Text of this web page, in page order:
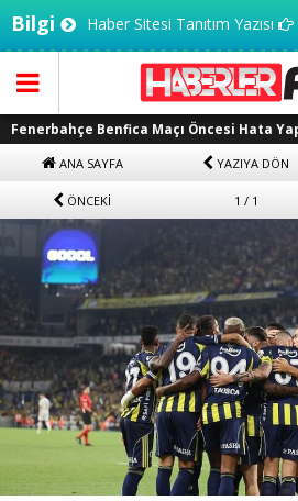
Bilgi Haber Sitesi Tanıtım Yazısı
Fenerbahçe Benfica Maçı Öncesi Hata
ANA SAYFA YAZIYA DÖN
ÖNCEKİ 1 / 1